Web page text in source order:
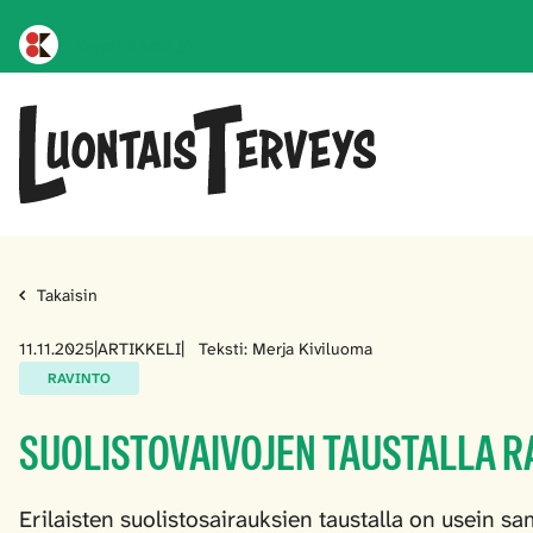
Takaisin
11.11.2025|ARTIKKELI| Teksti: Merja Kiviluoma
RAVINTO
SUOLISTOVAIVOJEN TAUSTALLA
Erilaisten suolistosairauksien taustalla on usein